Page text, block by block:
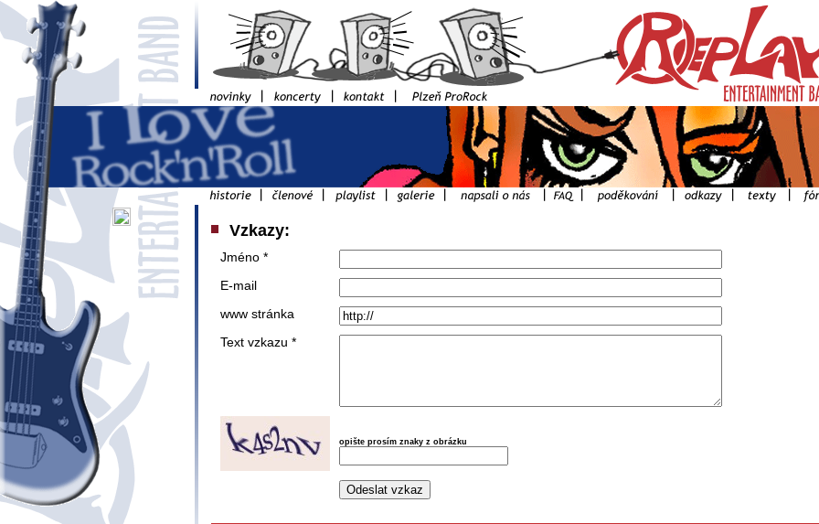
Vzkazy:
Jméno *
E-mail
www stránka
Text vzkazu *
opište prosím znaky z obrázku